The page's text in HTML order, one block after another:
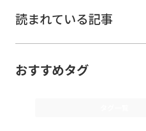
読まれている記事
おすすめタグ